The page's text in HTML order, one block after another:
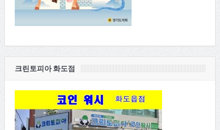
크린토피아 화도점